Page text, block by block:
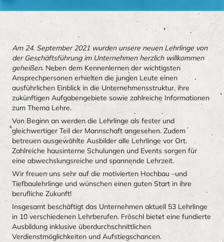
Am 24. September 2021 wurden unsere neuen Lehrlinge von
der Geschäftsführung im Unternehmen herzlich willkommen
geheißen. Neben dem Kennenlernen der wichtigsten
Ansprechpersonen erhielten die jungen Leute einen
ausführlichen Einblick in die Unternehmensstruktur, ihre
zukünftigen Aufgabengebiete sowie zahlreiche Informationen
zum Thema Lehre.
Von Beginn an werden die Lehrlinge als fester und
gleichwertiger Teil der Mannschaft angesehen. Zudem
betreuen ausgewählte Ausbilder alle Lehrlinge vor Ort.
Zahlreiche hausinterne Schulungen und Events sorgen für
eine abwechslungsreiche und spannende Lehrzeit.
Wir freuen uns sehr auf die motivierten Hochbau –und
Tiefbaulehrlinge und wünschen einen guten Start in ihre
berufliche Zukunft!
Insgesamt beschäftigt das Unternehmen aktuell 53 Lehrlinge
in 10 verschiedenen Lehrberufen. Fröschl bietet eine fundierte
Ausbildung inklusive überdurchschnittlichen
Verdienstmöglichkeiten und Aufstiegschancen.